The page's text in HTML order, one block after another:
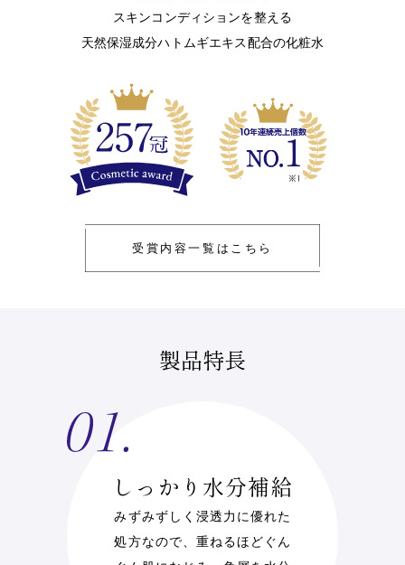
スキンコンディションを整える
天然保湿成分ハトムギエキス配合の化粧水
受賞内容一覧はこちら
製品特長
しっかり水分補給
みずみずしく浸透力に優れた
処方なので、重ねるほどぐん